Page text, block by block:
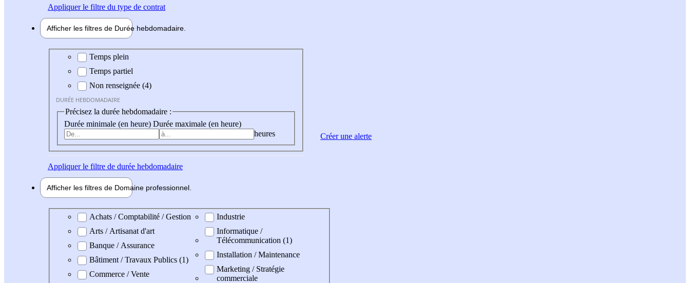
Appliquerle filtre du type de contrat
Afficher les filtres de Durée hebdomadaire
Durée hebdomadaire
Temps plein
Temps partiel
Non renseignée (4)
DURÉE HEBDOMADAIRE
Précisez la durée hebdomadaire :
Durée minimale (en heure) Durée maximale (en heure)
heures
Appliquerle filtre de durée hebdomadaire
Afficher les filtres de Domaine professionnel
Domaine professionel
Achats / Comptabilité / Gestion
Arts / Artisanat d'art
Banque / Assurance
Bâtiment / Travaux Publics (1)
Commerce / Vente
Industrie
Informatique /
Télécommunication (1)
Installation / Maintenance
Marketing / Stratégie
commerciale
Créer une alerte